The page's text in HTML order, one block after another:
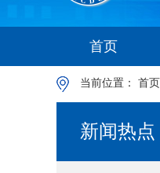
首页
当前位置： 首页
新闻热点